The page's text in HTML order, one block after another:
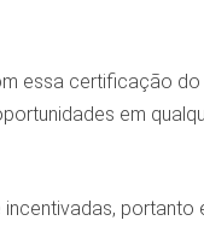
essa certificação
em